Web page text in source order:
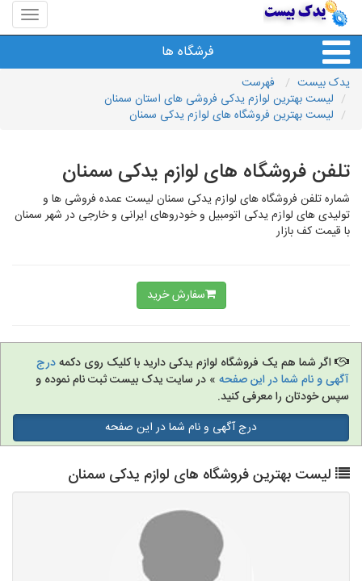
منوی
سایت
بیست
فرشگاه ها
یدک بیست
فهرست
لیست بهترین لوازم یدکی فروشی های استان سمنان
لیست بهترین فروشگاه های لوازم یدکی سمنان
تلفن فروشگاه های لوازم یدکی سمنان
شماره تلفن فروشگاه های لوازم یدکی سمنان لیست عمده فروشی ها و
تولیدی های لوازم یدکی اتومبیل و خودروهای ایرانی و خارجی در شهر سمنان
با قیمت کف بازار
سفارش خرید
اگر شما هم یک فروشگاه لوازم یدکی دارید با کلیک روی دکمهدرج
آگهی و نام شما در این صفحه » در سایت یدک بیست ثبت نام نموده و
سپس خودتان را معرفی کنید.
درج آگهی و نام شما در این صفحه
لیست بهترین فروشگاه های لوازم یدکی سمنان